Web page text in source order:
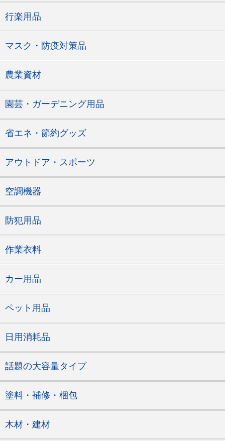
行楽用品
マスク・防疫対策品
農業資材
園芸・ガーデニング用品
省エネ・節約グッズ
アウトドア・スポーツ
空調機器
防犯用品
作業衣料
カー用品
ペット用品
日用消耗品
話題の大容量タイプ
塗料・補修・梱包
木材・建材